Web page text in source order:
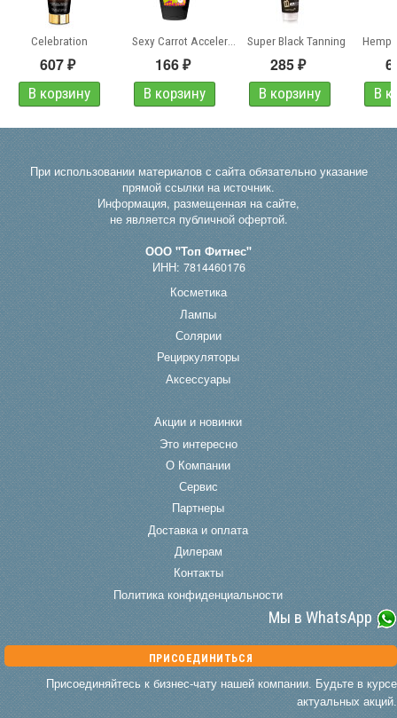
Celebration
607 ₽
Sexy Carrot Accelerator
166 ₽
Super Black Tanning
285 ₽
При использовании материалов с сайта обязательно указание
прямой ссылки на источник.
Информация, размещенная на сайте,
не является публичной офертой.
ООО "Топ Фитнес"
ИНН: 7814460176
Косметика
Лампы
Солярии
Рециркуляторы
Аксессуары
Акции и новинки
Это интересно
О Компании
Сервис
Партнеры
Доставка и оплата
Дилерам
Контакты
Политика конфиденциальности
Мы в WhatsApp
ПРИСОЕДИНИТЬСЯ
Присоединяйтесь к бизнес-чату нашей компании. Будьте в курсе
актуальных акций.